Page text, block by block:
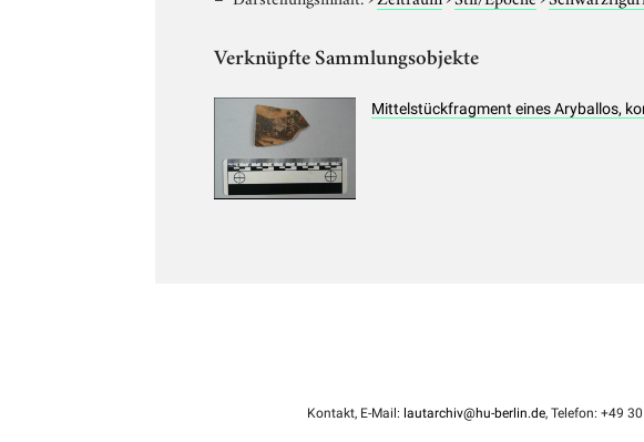
Verknüpfte Sammlungsobjekte
Mittelstückfragment eines Aryballos,
Kontakt, E-Mail: lautarchiv@hu-berlin.de, Telefon: +49